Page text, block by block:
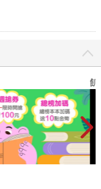
飢